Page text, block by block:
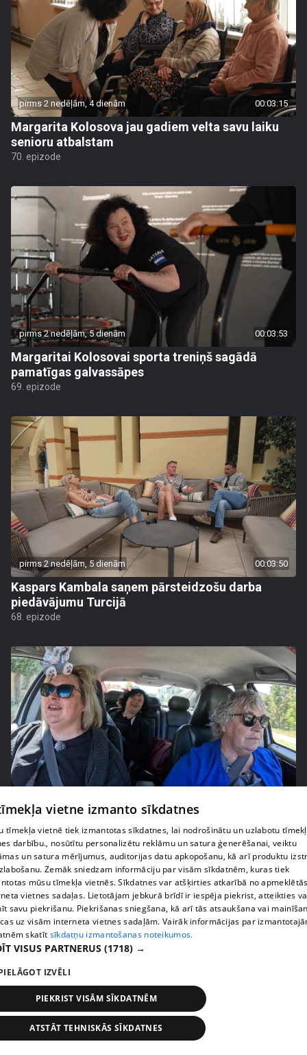
pirms 2 nedēļām, 4 dienām 00:03:15
Margarita Kolosova jau gadiem velta savu laiku
senioru atbalstam
70. epizode
pirms 2 nedēļām, 5 dienām 00:03:53
Margaritai Kolosovai sporta treniņš sagādā
pamatīgas galvassāpes
69. epizode
pirms 2 nedēļām, 5 dienām 00:03:50
Kaspars Kambala saņem pārsteidzošu darba
piedāvājumu Turcijā
68. epizode
"Tevi sagaida pārsteigums!" Margarita Kolosova
satraukta par draudzeņu izdomu
71. epizode
pirms 2 nedēļām, 6 dienām
vietne izmanto sīkdatnes
tīmekļa vietnē tiek izmantotas sīkdatnes, lai nodrošinātu un uzlabotu
darbību., nosūtītu personalizētu reklāmu un satura ģenerēšanai, veiktu
un satura mērījumus, auditorijas datu apkopošanu, kā arī produktu
Zemāk sniedzam informāciju par visām sīkdatnēm, kuras tiek
mūsu tīmekļa vietnēs. Sīkdatnes var atšķirties atkarībā no
vietnes sadaļas. Lietotājam jebkurā brīdī ir iespēja piekrist, atteikties
savu piekrišanu. Piekrišanas sniegšana, kā arī tās atsaukšana vai
uz visām interneta vietnes sadaļām. Vairāk informācijas par
skatīt sīkdatņu izmantošanas noteikumos.
VISUS PARTNERUS (1718) →
IZVĒLI
PIEKRIST VISĀM SĪKDATNĒM
ATSTĀT TEHNISKĀS SĪKDATNES